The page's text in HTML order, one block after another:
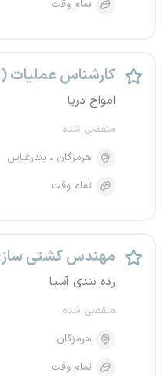
تمام وقت
کارشناس عملیات
امواج دریا
منقضی شده
هرمزگان
بندرعباس
تمام وقت
مهندس کشتی
رده بندی آسیا
منقضی شده
هرمزگان
تمام وقت